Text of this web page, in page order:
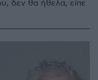
δεν θα ήθελα, είπε